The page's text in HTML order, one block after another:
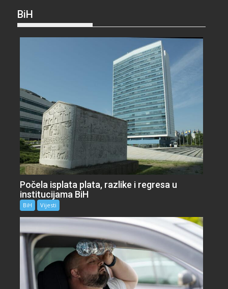
BiH
Počela isplata plata, razlike i regresa u
institucijama BiH
BiH Vijesti